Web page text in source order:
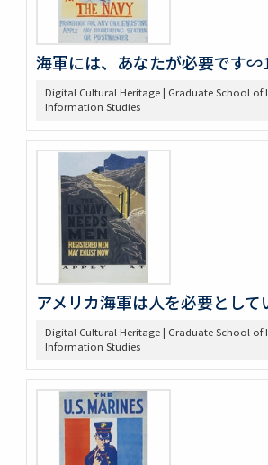
海軍には、あなたが必要です
Digital Cultural Heritage | Graduate School of
Information Studies
アメリカ海軍は人を必要とし
Digital Cultural Heritage | Graduate School of
Information Studies